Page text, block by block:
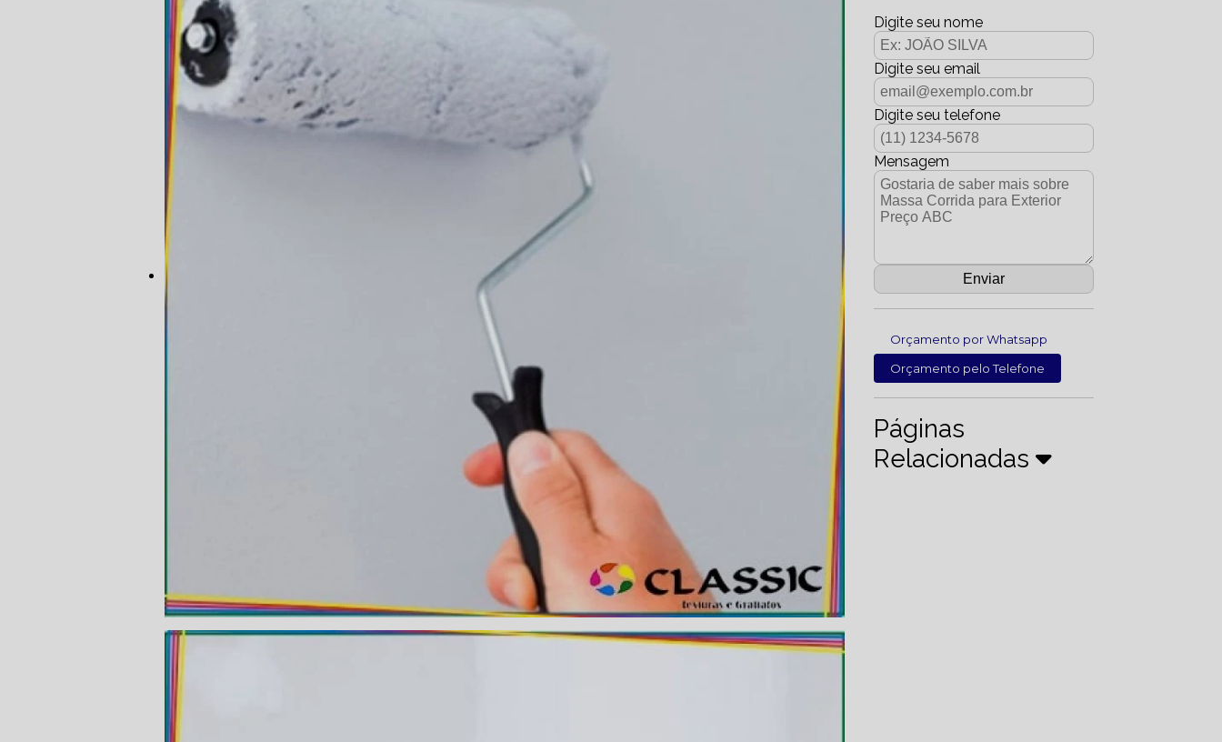
Digite seu nome
Digite seu email
Digite seu telefone
Mensagem
Orçamento por Whatsapp
Orçamento pelo Telefone
Páginas
Relacionadas